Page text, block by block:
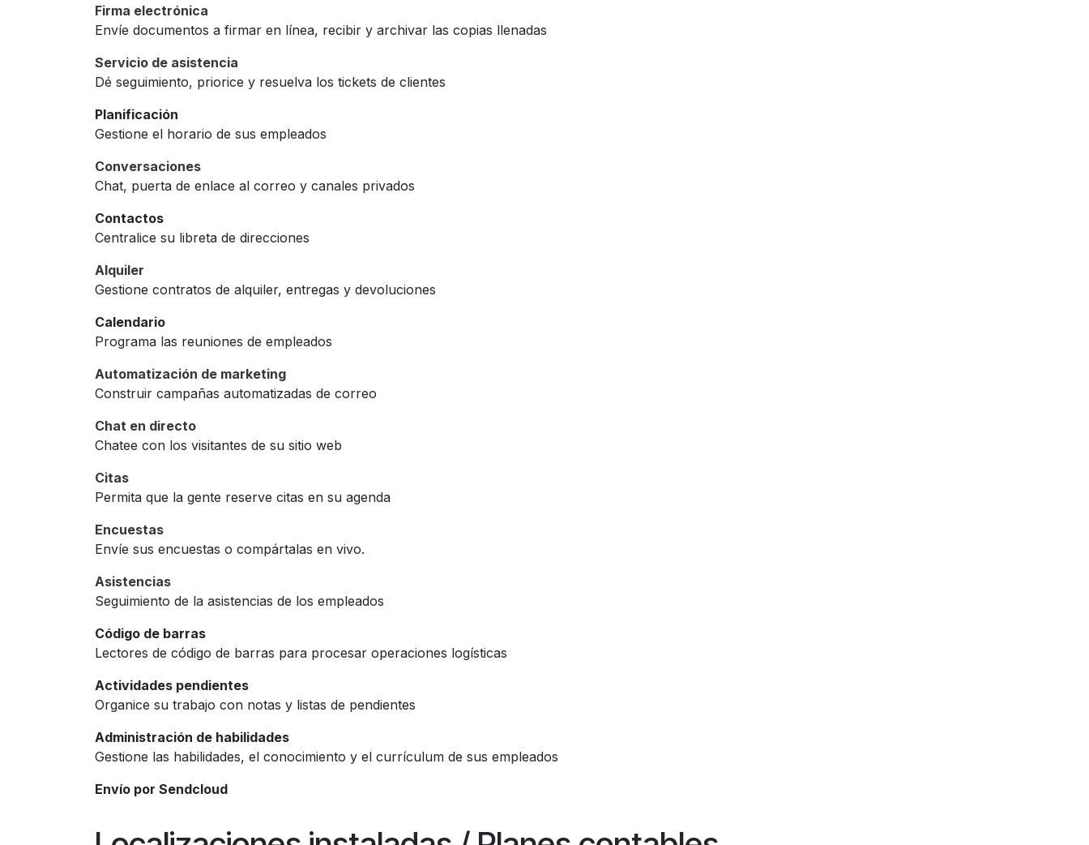
Firma electrónica
Envíe documentos a firmar en línea, recibir y archivar las copias llenadas
Servicio de asistencia
Dé seguimiento, priorice y resuelva los tickets de clientes
Planificación
Gestione el horario de sus empleados
Conversaciones
Chat, puerta de enlace al correo y canales privados
Contactos
Centralice su libreta de direcciones
Alquiler
Gestione contratos de alquiler, entregas y devoluciones
Calendario
Programa las reuniones de empleados
Automatización de marketing
Construir campañas automatizadas de correo
Chat en directo
Chatee con los visitantes de su sitio web
Citas
Permita que la gente reserve citas en su agenda
Encuestas
Envíe sus encuestas o compártalas en vivo.
Asistencias
Seguimiento de la asistencias de los empleados
Código de barras
Lectores de código de barras para procesar operaciones logísticas
Actividades pendientes
Organice su trabajo con notas y listas de pendientes
Administración de habilidades
Gestione las habilidades, el conocimiento y el currículum de sus empleados
Envío por Sendcloud